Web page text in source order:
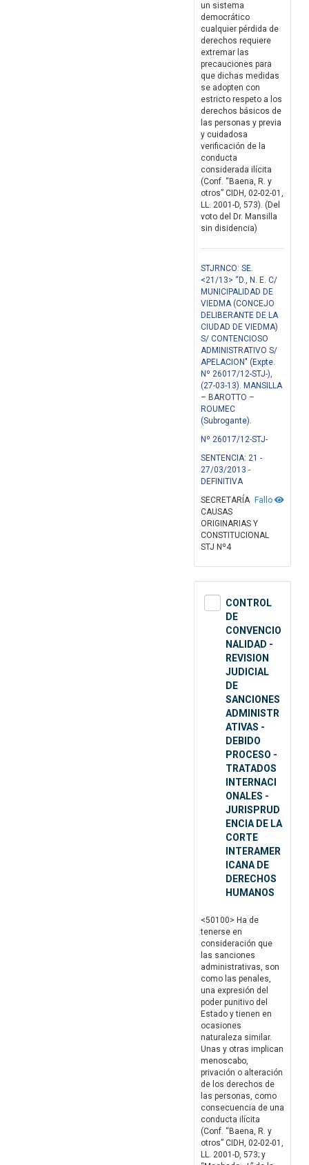
un sistema
democrático
cualquier pérdida de
derechos requiere
extremar las
precauciones para
que dichas medidas
se adopten con
estricto respeto a los
derechos básicos de
las personas y previa
y cuidadosa
verificación de la
conducta
considerada ilícita
(Conf. “Baena, R. y
otros” CIDH, 02-02-01,
LL. 2001-D, 573). (Del
voto del Dr. Mansilla
sin disidencia)
STJRNCO: SE.
<21/13> “D., N. E. C/
MUNICIPALIDAD DE
VIEDMA (CONCEJO
DELIBERANTE DE LA
CIUDAD DE VIEDMA)
S/ CONTENCIOSO
ADMINISTRATIVO S/
APELACION" (Expte.
Nº 26017/12-STJ-),
(27-03-13). MANSILLA
– BAROTTO –
ROUMEC
(Subrogante).
Nº 26017/12-STJ-
SENTENCIA: 21 -
27/03/2013 -
DEFINITIVA
Fallo
SECRETARÍA
CAUSAS
ORIGINARIAS Y
CONSTITUCIONAL
STJ Nº4
CONTROL
DE
CONVENCIO
NALIDAD -
REVISION
JUDICIAL
DE
SANCIONES
ADMINISTR
ATIVAS -
DEBIDO
PROCESO -
TRATADOS
INTERNACI
ONALES -
JURISPRUD
ENCIA DE LA
CORTE
INTERAMER
ICANA DE
DERECHOS
HUMANOS
<50100> Ha de
tenerse en
consideración que
las sanciones
administrativas, son
como las penales,
una expresión del
poder punitivo del
Estado y tienen en
ocasiones
naturaleza similar.
Unas y otras implican
menoscabo,
privación o alteración
de los derechos de
las personas, como
consecuencia de una
conducta ilícita
(Conf. “Baena, R. y
otros” CIDH, 02-02-01,
LL. 2001-D, 573; y